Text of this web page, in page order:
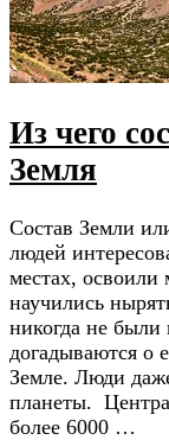
Из чего
Земля
Состав Земли
людей
местах, освоили
научились
никогда не были
догадываются о
Земле. Люди
планеты.
более 6000 …